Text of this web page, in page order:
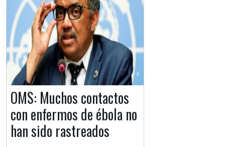
OMS: Muchos contactos
con enfermos de ébola no
han sido rastreados